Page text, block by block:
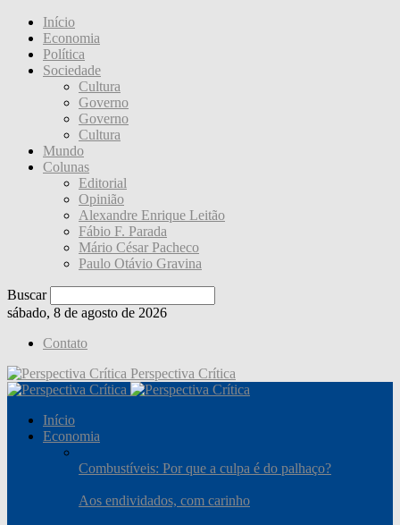
Início
Economia
Política
Sociedade
Cultura
Governo
Governo
Cultura
Mundo
Colunas
Editorial
Opinião
Alexandre Enrique Leitão
Fábio F. Parada
Mário César Pacheco
Paulo Otávio Gravina
Buscar
sábado, 8 de agosto de 2026
Contato
Perspectiva Crítica
Início
Economia
Combustíveis: Por que a culpa é do palhaço?
Aos endividados, com carinho